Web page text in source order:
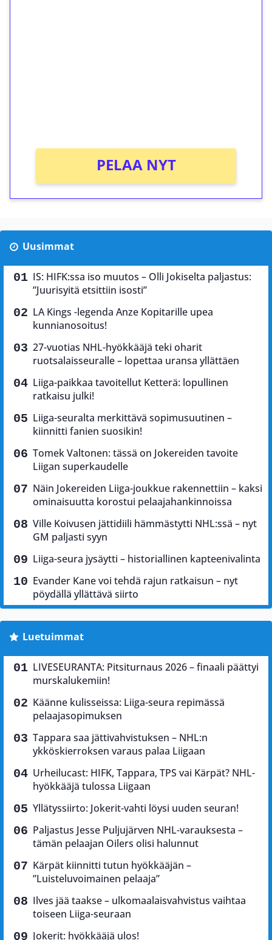
PELAA NYT
Uusimmat
IS: HIFK:ssa iso muutos – Olli Jokiselta paljastus:
”Juurisyitä etsittiin isosti”
LA Kings -legenda Anze Kopitarille upea
kunnianosoitus!
27-vuotias NHL-hyökkääjä teki oharit
ruotsalaisseuralle – lopettaa uransa yllättäen
Liiga-paikkaa tavoitellut Ketterä: lopullinen
ratkaisu julki!
Liiga-seuralta merkittävä sopimusuutinen –
kiinnitti fanien suosikin!
Tomek Valtonen: tässä on Jokereiden tavoite
Liigan superkaudelle
Näin Jokereiden Liiga-joukkue rakennettiin – kaksi
ominaisuutta korostui pelaajahankinnoissa
Ville Koivusen jättidiili hämmästytti NHL:ssä – nyt
GM paljasti syyn
Liiga-seura jysäytti – historiallinen kapteenivalinta
Evander Kane voi tehdä rajun ratkaisun – nyt
pöydällä yllättävä siirto
Luetuimmat
LIVESEURANTA: Pitsiturnaus 2026 – finaali päättyi
murskalukemiin!
Käänne kulisseissa: Liiga-seura repimässä
pelaajasopimuksen
Tappara saa jättivahvistuksen – NHL:n
ykköskierroksen varaus palaa Liigaan
Urheilucast: HIFK, Tappara, TPS vai Kärpät? NHL-
hyökkääjä tulossa Liigaan
Yllätyssiirto: Jokerit-vahti löysi uuden seuran!
Paljastus Jesse Puljujärven NHL-varauksesta –
tämän pelaajan Oilers olisi halunnut
Kärpät kiinnitti tutun hyökkääjän –
”Luisteluvoimainen pelaaja”
Ilves jää taakse – ulkomaalaisvahvistus vaihtaa
toiseen Liiga-seuraan
Jokerit: hyökkääjä ulos!